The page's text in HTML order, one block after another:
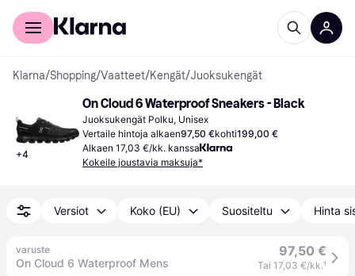
Kuluttajille
Klarna/Shopping/Vaatteet/Kengät/Juoksukengät
+4
On Cloud 6 Waterproof Sneakers - Black
Juoksukengät Polku, Unisex
Vertaile hintoja alkaen97,50 €kohti199,00 €
Alkaen 17,03 €/kk. kanssa
Kokeile joustavia maksuja*
Versiot Koko (EU) Suositeltu Hinta
varuste
On Cloud 6 Waterproof Mens
97,50 €
Tai 17,03 €/kk.¹